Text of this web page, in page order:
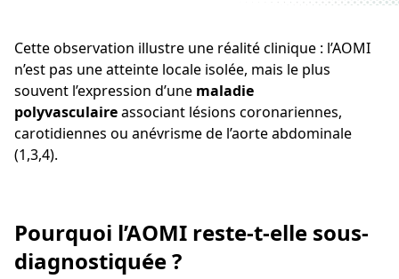
Cette observation illustre une réalité clinique : l’AOMI
n’est pas une atteinte locale isolée, mais le plus
souvent l’expression d’une maladie
polyvasculaireassociant lésions coronariennes,
carotidiennes ou anévrisme de l’aorte abdominale
(1,3,4).
Pourquoi l’AOMI reste-t-elle sous-
diagnostiquée ?